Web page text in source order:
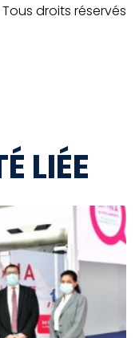
Tous droits réservés
LIÉE